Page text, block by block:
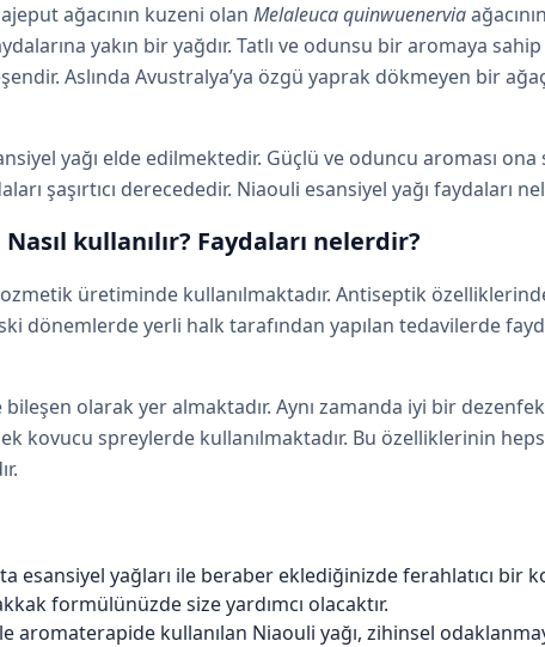
ağacının kuzeni olan Melaleuca quinwuenervia
yakın bir yağdır. Tatlı ve odunsu bir aromaya
Aslında Avustralya’ya özgü yaprak dökmeyen bir
yağı elde edilmektedir. Güçlü ve oduncu aroması
şaşırtıcı derecededir. Niaouli esansiyel yağı faydaları
kullanılır? Faydaları nelerdir?
üretiminde kullanılmaktadır. Antiseptik
dönemlerde yerli halk tarafından yapılan tedavilerde
olarak yer almaktadır. Aynı zamanda iyi bir
kovucu spreylerde kullanılmaktadır. Bu özelliklerinin
esansiyel yağları ile beraber eklediğinizde ferahlatıcı bir
formülünüzde size yardımcı olacaktır.
aromaterapide kullanılan Niaouli yağı, zihinsel